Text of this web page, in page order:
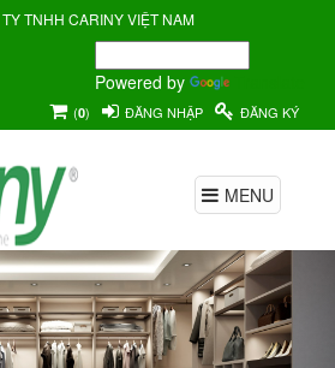
TNHH CARINY VIỆT NAM
Powered by
(0) ĐĂNG NHẬP ĐĂNG KÝ
MENU